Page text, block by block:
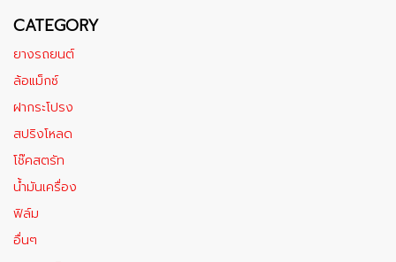
CATEGORY
ยางรถยนต์
ล้อแม็กซ์
ฝากระโปรง
สปริงโหลด
โช๊คสตรัท
น้ำมันเครื่อง
ฟิล์ม
อื่นๆ